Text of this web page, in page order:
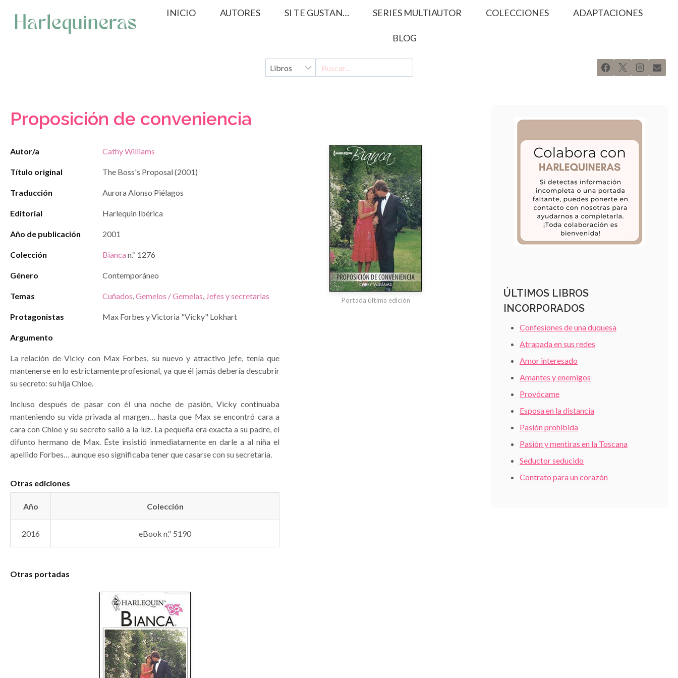
contenido
INICIO AUTORES SI TE GUSTAN… SERIES MULTIAUTOR COLECCIONES ADAPTACIONES
BLOG
Proposición de conveniencia
Autor/a Cathy Williams
Título original The Boss's Proposal (2001)
Traducción Aurora Alonso Piélagos
Editorial Harlequin Ibérica
Año de publicación 2001
Colección Bianca n.º 1276
Género Contemporáneo
Temas Cuñados,Gemelos / Gemelas, Jefes y secretarias
Protagonistas Max Forbes y Victoria "Vicky" Lokhart
Argumento
La relación de Vicky con Max Forbes, su nuevo y atractivo jefe, tenía que
mantenerse en lo estrictamente profesional, ya que él jamás debería descubrir
su secreto: su hija Chloe.
Incluso después de pasar con él una noche de pasión, Vicky continuaba
manteniendo su vida privada al margen… hasta que Max se encontró cara a
cara con Chloe y su secreto salió a la luz. La pequeña era exacta a su padre, el
difunto hermano de Max. Éste insistió inmediatamente en darle a al niña el
apellido Forbes… aunque eso significaba tener que casarse con su secretaria.
Otras ediciones
Año Colección
2016 eBook n.º 5190
Otras portadas
Portada última edición
ÚLTIMOS LIBROS
INCORPORADOS
Confesiones de una duquesa
Atrapada en sus redes
Amor interesado
Amantes y enemigos
Provócame
Esposa en la distancia
Pasión prohibida
Pasión y mentiras en la Toscana
Seductor seducido
Contrato para un corazón